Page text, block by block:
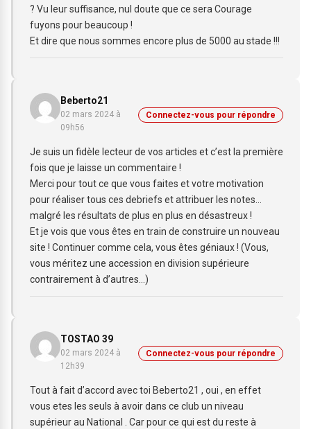
? Vu leur suffisance, nul doute que ce sera Courage
fuyons pour beaucoup !
Et dire que nous sommes encore plus de 5000 au stade !!!
Beberto21
02 mars 2024 à
09h56
Connectez-vous pour répondre
Je suis un fidèle lecteur de vos articles et c’est la première
fois que je laisse un commentaire !
Merci pour tout ce que vous faites et votre motivation
pour réaliser tous ces debriefs et attribuer les notes…
malgré les résultats de plus en plus en désastreux !
Et je vois que vous êtes en train de construire un nouveau
site ! Continuer comme cela, vous êtes géniaux ! (Vous,
vous méritez une accession en division supérieure
contrairement à d’autres…)
TOSTAO 39
02 mars 2024 à
12h39
Connectez-vous pour répondre
Tout à fait d’accord avec toi Beberto21 , oui , en effet
vous etes les seuls à avoir dans ce club un niveau
supérieur au National . Car pour ce qui est du reste à